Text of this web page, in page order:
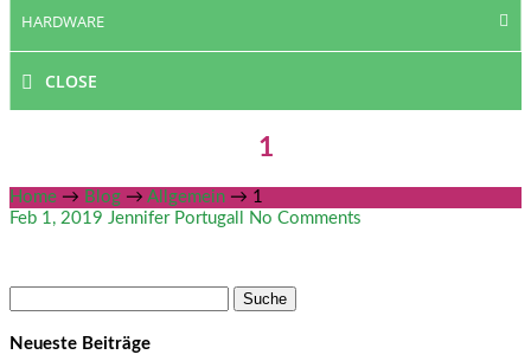
HARDWARE
CLOSE
1
Home → Blog → Allgemein → 1
Feb 1, 2019 Jennifer Portugall No Comments
nach:
Neueste Beiträge